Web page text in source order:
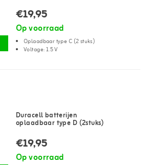
€19,95
Op voorraad
Oplaadbaar type C (2 stuks)
Voltage: 1.5 V
Duracell batterijen
oplaadbaar type D (2stuks)
€19,95
Op voorraad